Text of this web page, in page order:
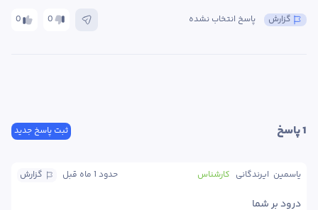
0 0 پاسخ انتخاب نشده گزارش
ثبت پاسخ جدید 1 پاسخ
گزارش حدود 1 ماه قبل کارشناس یاسمین  ایرندگانی